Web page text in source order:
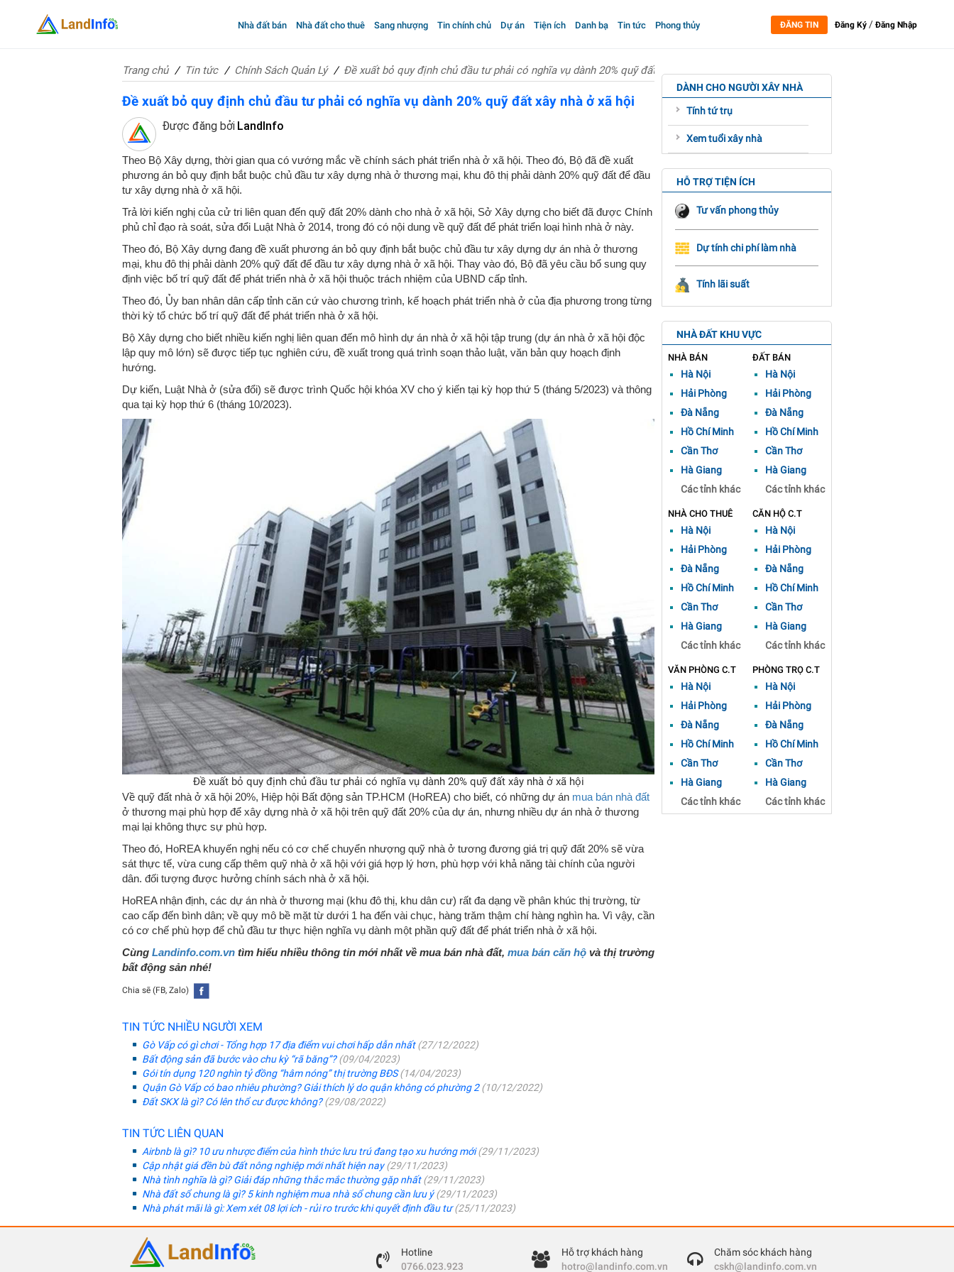
Nhà đất bán Nhà đất cho thuê Sang nhượng Tin chính chủ Dự án Tiện ích Danh bạ Tin tức Phong thủy ĐĂNG TIN Đăng Ký /Đăng Nhập
Trang chủ Tin tức Chính Sách Quản Lý Đề xuất bỏ quy định chủ đầu tư phải có nghĩa vụ dành 20% quỹ đất xây nhà ở xã hội
Đề xuất bỏ quy định chủ đầu tư phải có nghĩa vụ dành 20% quỹ đất xây nhà ở xã hội
Được đăng bởi LandInfo
Theo Bộ Xây dựng, thời gian qua có vướng mắc về chính sách phát triển nhà ở xã hội. Theo đó, Bộ đã đề xuất
phương án bỏ quy định bắt buộc chủ đầu tư xây dựng nhà ở thương mại, khu đô thị phải dành 20% quỹ đất để đầu
tư xây dựng nhà ở xã hội.
Trả lời kiến ​​nghị của cử tri liên quan đến quỹ đất 20% dành cho nhà ở xã hội, Sở Xây dựng cho biết đã được Chính
phủ chỉ đạo rà soát, sửa đổi Luật Nhà ở 2014, trong đó có nội dung về quỹ đất để phát triển loại hình nhà ở này.
Theo đó, Bộ Xây dựng đang đề xuất phương án bỏ quy định bắt buộc chủ đầu tư xây dựng dự án nhà ở thương
mại, khu đô thị phải dành 20% quỹ đất để đầu tư xây dựng nhà ở xã hội. Thay vào đó, Bộ đã yêu cầu bổ sung quy
định việc bố trí quỹ đất để phát triển nhà ở xã hội thuộc trách nhiệm của UBND cấp tỉnh.
Theo đó, Ủy ban nhân dân cấp tỉnh căn cứ vào chương trình, kế hoạch phát triển nhà ở của địa phương trong từng
thời kỳ tổ chức bố trí quỹ đất để phát triển nhà ở xã hội.
Bộ Xây dựng cho biết nhiều kiến ​​nghị liên quan đến mô hình dự án nhà ở xã hội tập trung (dự án nhà ở xã hội độc
lập quy mô lớn) sẽ được tiếp tục nghiên cứu, đề xuất trong quá trình soạn thảo luật, văn bản quy hoạch định
hướng.
Dự kiến, Luật Nhà ở (sửa đổi) sẽ được trình Quốc hội khóa XV cho ý kiến ​​tại kỳ họp thứ 5 (tháng 5/2023) và thông
qua tại kỳ họp thứ 6 (tháng 10/2023).
Đề xuất bỏ quy định chủ đầu tư phải có nghĩa vụ dành 20% quỹ đất xây nhà ở xã hội
Về quỹ đất nhà ở xã hội 20%, Hiệp hội Bất động sản TP.HCM (HoREA) cho biết, có những dự án mua bán nhà đất
ở thương mại phù hợp để xây dựng nhà ở xã hội trên quỹ đất 20% của dự án, nhưng nhiều dự án nhà ở thương
mại lại không thực sự phù hợp.
Theo đó, HoREA khuyến nghị nếu có cơ chế chuyển nhượng quỹ nhà ở tương đương giá trị quỹ đất 20% sẽ vừa
sát thực tế, vừa cung cấp thêm quỹ nhà ở xã hội với giá hợp lý hơn, phù hợp với khả năng tài chính của người
dân. đối tượng được hưởng chính sách nhà ở xã hội.
HoREA nhận định, các dự án nhà ở thương mại (khu đô thị, khu dân cư) rất đa dạng về phân khúc thị trường, từ
cao cấp đến bình dân; về quy mô bề mặt từ dưới 1 ha đến vài chục, hàng trăm thậm chí hàng nghìn ha. Vì vậy, cần
có cơ chế phù hợp để chủ đầu tư thực hiện nghĩa vụ dành một phần quỹ đất để phát triển nhà ở xã hội.
Cùng Landinfo.com.vn tìm hiểu nhiều thông tin mới nhất về mua bán nhà đất, mua bán căn hộ và thị trường
bất động sản nhé!
Chia sẽ (FB, Zalo)
TIN TỨC NHIỀU NGƯỜI XEM
Gò Vấp có gì chơi - Tổng hợp 17 địa điểm vui chơi hấp dẫn nhất(27/12/2022)
Bất động sản đã bước vào chu kỳ “rã băng”?(09/04/2023)
Gói tín dụng 120 nghìn tỷ đồng “hâm nóng” thị trường BĐS(14/04/2023)
Quận Gò Vấp có bao nhiêu phường? Giải thích lý do quận không có phường 2(10/12/2022)
Đất SKX là gì? Có lên thổ cư được không?(29/08/2022)
TIN TỨC LIÊN QUAN
Airbnb là gì? 10 ưu nhược điểm của hình thức lưu trú đang tạo xu hướng mới(29/11/2023)
Cập nhật giá đền bù đất nông nghiệp mới nhất hiện nay(29/11/2023)
Nhà tình nghĩa là gì? Giải đáp những thắc mắc thường gặp nhất(29/11/2023)
Nhà đất sổ chung là gì? 5 kinh nghiệm mua nhà sổ chung cần lưu ý(29/11/2023)
Nhà phát mãi là gì: Xem xét 08 lợi ích - rủi ro trước khi quyết định đầu tư(25/11/2023)
DÀNH CHO NGƯỜI XÂY NHÀ
Tính tứ trụ
Xem tuổi xây nhà
HỖ TRỢ TIỆN ÍCH
Tư vấn phong thủy
Dự tính chi phí làm nhà
Tính lãi suất
NHÀ ĐẤT KHU VỰC
NHÀ BÁN
Hà Nội
Hải Phòng
Đà Nẵng
Hồ Chí Minh
Cần Thơ
Hà Giang
Các tỉnh khác
ĐẤT BÁN
Hà Nội
Hải Phòng
Đà Nẵng
Hồ Chí Minh
Cần Thơ
Hà Giang
Các tỉnh khác
NHÀ CHO THUÊ
Hà Nội
Hải Phòng
Đà Nẵng
Hồ Chí Minh
Cần Thơ
Hà Giang
Các tỉnh khác
CĂN HỘ C.T
Hà Nội
Hải Phòng
Đà Nẵng
Hồ Chí Minh
Cần Thơ
Hà Giang
Các tỉnh khác
VĂN PHÒNG C.T
Hà Nội
Hải Phòng
Đà Nẵng
Hồ Chí Minh
Cần Thơ
Hà Giang
Các tỉnh khác
PHÒNG TRỌ C.T
Hà Nội
Hải Phòng
Đà Nẵng
Hồ Chí Minh
Cần Thơ
Hà Giang
Các tỉnh khác
Hotline
0766.023.923
Hỗ trợ khách hàng
hotro@landinfo.com.vn
Chăm sóc khách hàng
cskh@landinfo.com.vn